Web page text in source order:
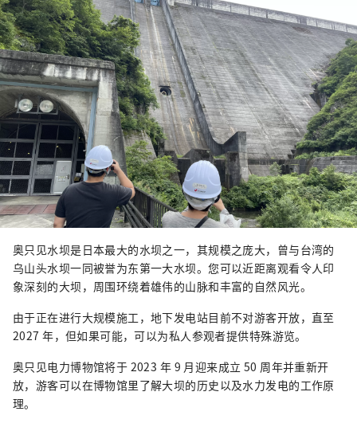
奥只见水坝是日本最大的水坝之一，其规模之庞大，曾与台湾的
乌山头水坝一同被誉为东第一大水坝。您可以近距离观看令人印
象深刻的大坝，周围环绕着雄伟的山脉和丰富的自然风光。
由于正在进行大规模施工，地下发电站目前不对游客开放，直至
2027 年，但如果可能，可以为私人参观者提供特殊游览。
奥只见电力博物馆将于 2023 年 9 月迎来成立 50 周年并重新开
放，游客可以在博物馆里了解大坝的历史以及水力发电的工作原
理。